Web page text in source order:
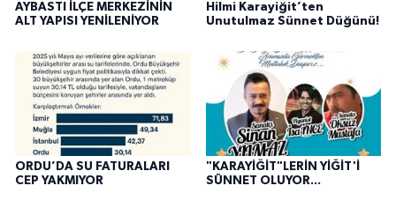
AYBASTI İLÇE MERKEZİNİN
ALT YAPISI YENİLENİYOR
Hilmi Karayiğit’ten
Unutulmaz Sünnet Düğünü!
ORDU’DA SU FATURALARI
CEP YAKMIYOR
"KARAYİĞİT"LERİN YİĞİT'İ
SÜNNET OLUYOR...